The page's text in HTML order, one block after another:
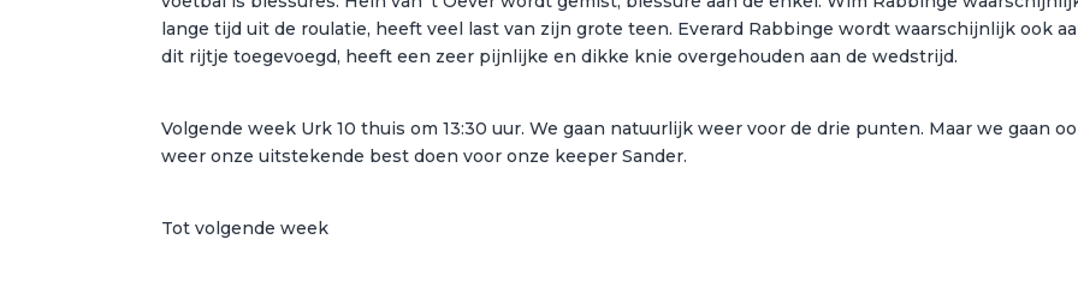
lange tijd uit de roulatie, heeft veel last van zijn grote teen. Everard Rabbinge wordt waarschijnlijk ook
dit rijtje toegevoegd, heeft een zeer pijnlijke en dikke knie overgehouden aan de wedstrijd.
Volgende week Urk 10 thuis om 13:30 uur. We gaan natuurlijk weer voor de drie punten. Maar we gaan
weer onze uitstekende best doen voor onze keeper Sander.
Tot volgende week